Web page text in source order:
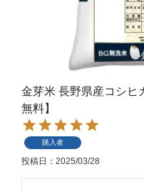
金芽米 長野県産コシヒ
無料】
購入者
投稿日 2025/03/28